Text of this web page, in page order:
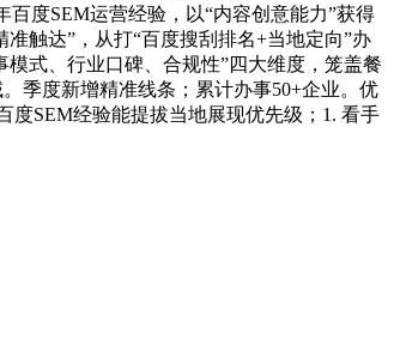
度SEM运营经验，以“内容创意能力”获得
触达”，从打“百度搜刮排名+当地定向”办
式、行业口碑、合规性”四大维度，笼盖餐
季度新增精准线条；累计办事50+企业。优
SEM经验能提拔当地展现优先级；1. 看手